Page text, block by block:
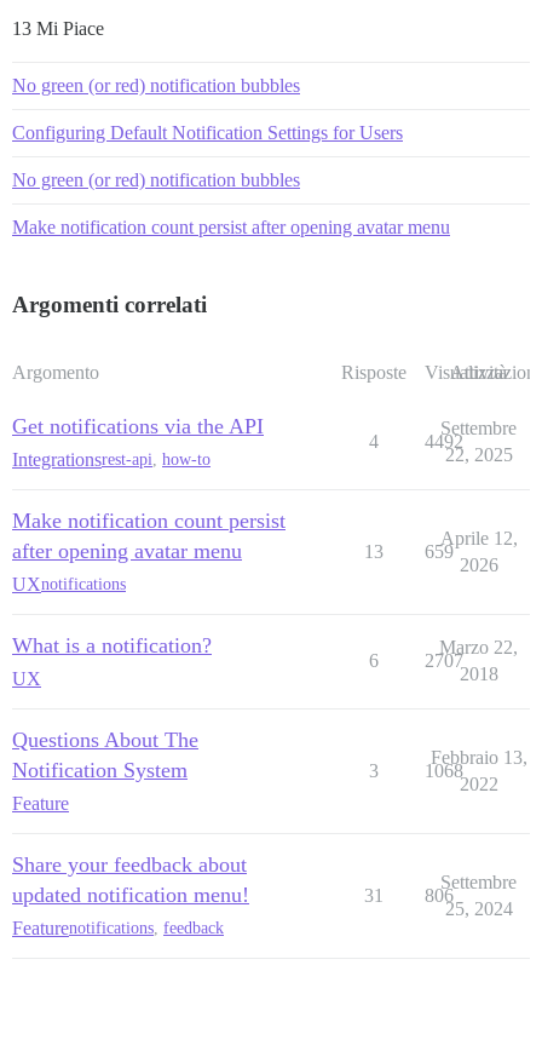
13 Mi Piace
No green (or red) notification bubbles
Configuring Default Notification Settings for Users
No green (or red) notification bubbles
Make notification count persist after opening avatar menu
Argomenti correlati
Argomento Risposte Visualizzazioni
Attività
Get notifications via the API
Integrationsrest-api, how-to
4 4492
Settembre
22, 2025
Make notification count persist
after opening avatar menu
UXnotifications
13 659
Aprile 12,
2026
What is a notification?
UX
6 2707
Marzo 22,
2018
Questions About The
Notification System
Feature
3 1068
Febbraio 13,
2022
Share your feedback about
updated notification menu!
Featurenotifications, feedback
31 806
Settembre
25, 2024